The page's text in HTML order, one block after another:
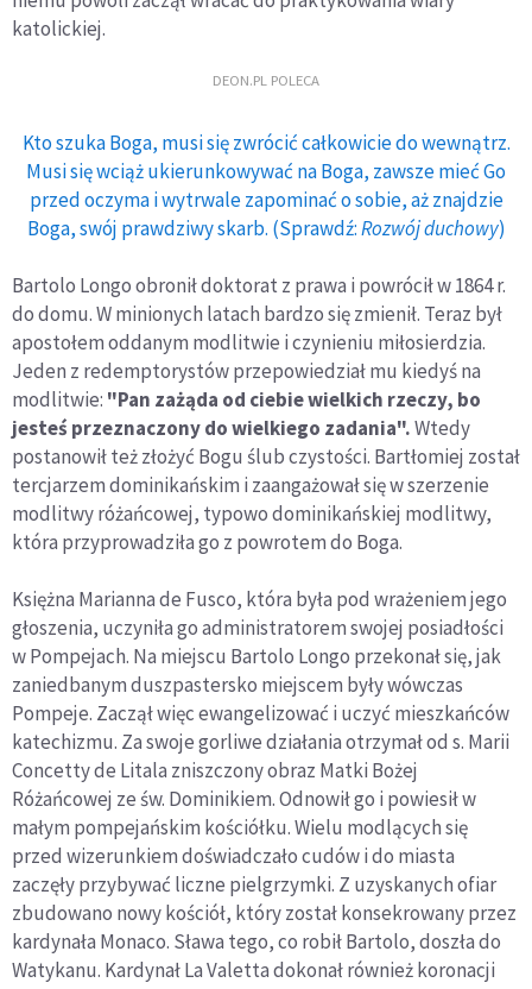
katolickiej.
DEON.PL POLECA
Kto szuka Boga, musi się zwrócić całkowicie do wewnątrz.
Musi się wciąż ukierunkowywać na Boga, zawsze mieć Go
przed oczyma i wytrwale zapominać o sobie, aż znajdzie
Boga, swój prawdziwy skarb. (Sprawdź:Rozwój duchowy)
Bartolo Longo obronił doktorat z prawa i powrócił w 1864 r.
do domu. W minionych latach bardzo się zmienił. Teraz był
apostołem oddanym modlitwie i czynieniu miłosierdzia.
Jeden z redemptorystów przepowiedział mu kiedyś na
modlitwie: "Pan zażąda od ciebie wielkich rzeczy, bo
jesteś przeznaczony do wielkiego zadania".Wtedy
postanowił też złożyć Bogu ślub czystości. Bartłomiej został
tercjarzem dominikańskim i zaangażował się w szerzenie
modlitwy różańcowej, typowo dominikańskiej modlitwy,
która przyprowadziła go z powrotem do Boga.
Księżna Marianna de Fusco, która była pod wrażeniem jego
głoszenia, uczyniła go administratorem swojej posiadłości
w Pompejach. Na miejscu Bartolo Longo przekonał się, jak
zaniedbanym duszpastersko miejscem były wówczas
Pompeje. Zaczął więc ewangelizować i uczyć mieszkańców
katechizmu. Za swoje gorliwe działania otrzymał od s. Marii
Concetty de Litala zniszczony obraz Matki Bożej
Różańcowej ze św. Dominikiem. Odnowił go i powiesił w
małym pompejańskim kościółku. Wielu modlących się
przed wizerunkiem doświadczało cudów i do miasta
zaczęły przybywać liczne pielgrzymki. Z uzyskanych ofiar
zbudowano nowy kościół, który został konsekrowany przez
kardynała Monaco. Sława tego, co robił Bartolo, doszła do
Watykanu. Kardynał La Valetta dokonał również koronacji